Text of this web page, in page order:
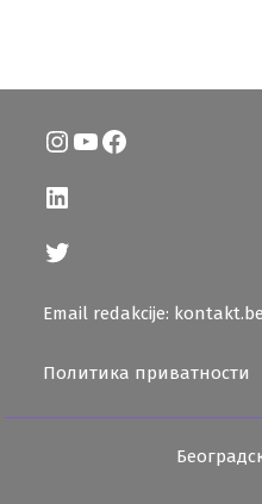
Instagram
YouTube
Facebook
LinkedIn
Twitter
Email redakcije:
Политика приватности